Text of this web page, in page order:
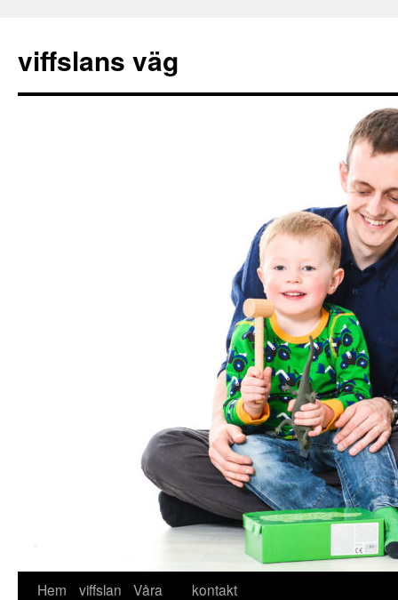
viffslans väg
Hoppa
Hem viffslan
Våra
kontakt